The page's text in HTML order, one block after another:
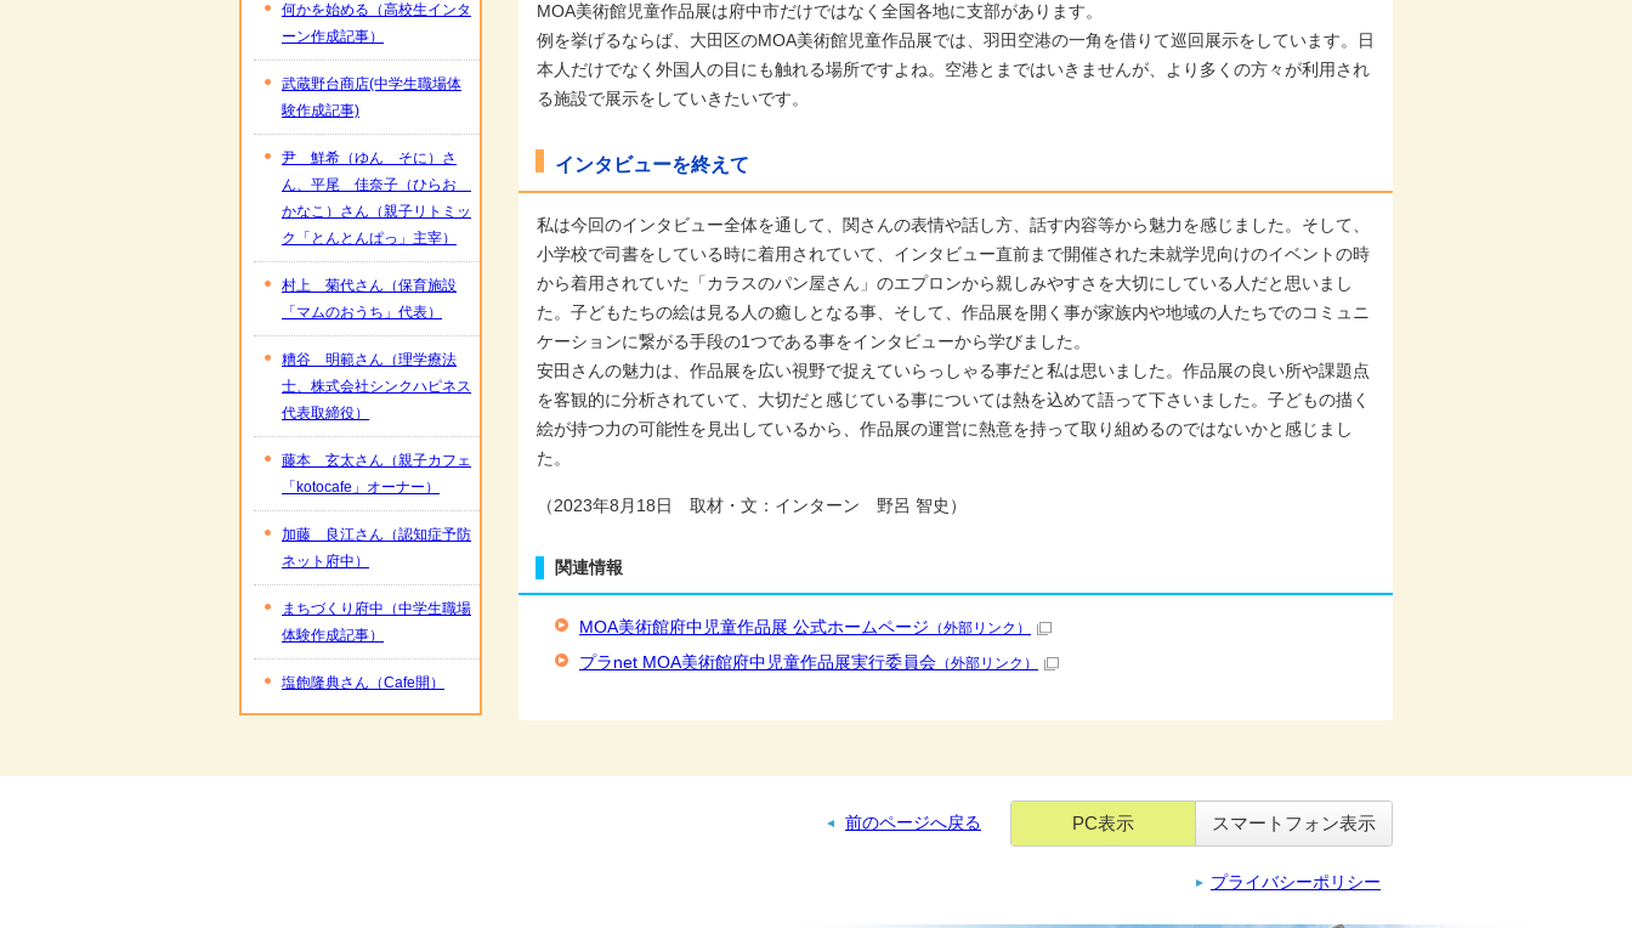
MOA美術館児童作品展は府中市だけではなく全国各地に支部があります。
例を挙げるならば、大田区のMOA美術館児童作品展では、羽田空港の一角を借りて巡回展示をしています。日
本人だけでなく外国人の目にも触れる場所ですよね。空港とまではいきませんが、より多くの方々が利用され
る施設で展示をしていきたいです。
インタビューを終えて
私は今回のインタビュー全体を通して、関さんの表情や話し方、話す内容等から魅力を感じました。そして、
小学校で司書をしている時に着用されていて、インタビュー直前まで開催された未就学児向けのイベントの時
から着用されていた「カラスのパン屋さん」のエプロンから親しみやすさを大切にしている人だと思いまし
た。子どもたちの絵は見る人の癒しとなる事、そして、 作品展を開く事が家族内や地域の人たちでのコミュニ
ケーションに繋がる手段の1つである事をインタビューから学びました。
安田さんの魅力は、作品展を広い視野で捉えていらっしゃる事だと私は思いました。作品展の良い所や課題点
を客観的に分析されていて、大切だと感じている事については熱を込めて語って下さいました。子どもの描く
絵が持つ力の可能性を見出しているから、作品展の運営に熱意を持って取り組めるのではないかと感じまし
た。
（2023年8月18日 取材・文：インターン 野呂 智史）
関連情報
MOA美術館府中児童作品展 公式ホームページ （外部リンク）
プラnet MOA美術館府中児童作品展実行委員会 （外部リンク）
何かを始める（高校生インタ
ーン作成記事）
武蔵野台商店(中学生職場体
験作成記事)
尹 鮮希（ゆん そに）さ
ん、平尾 佳奈子（ひらお
かなこ）さん（親子リトミッ
ク「とんとんぱっ」主宰）
村上 菊代さん（保育施設
「マムのおうち」代表）
糟谷 明範さん（理学療法
士、株式会社シンクハピネス
代表取締役）
藤本 玄太さん（親子カフェ
「kotocafe」オーナー）
加藤 良江さん（認知症予防
ネット府中）
まちづくり府中（中学生職場
体験作成記事）
塩飽隆典さん（Cafe開）
前のページへ戻る PC表示 スマートフォン表示
プライバシーポリシー